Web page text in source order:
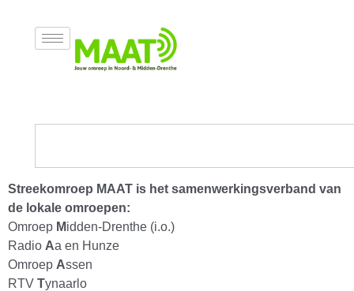
Info MAAT
Streekomroep MAAT is het samenwerkingsverband van
de lokale omroepen:
Omroep Midden-Drenthe (i.o.)
Radio Aa en Hunze
Omroep Assen
RTV Tynaarlo